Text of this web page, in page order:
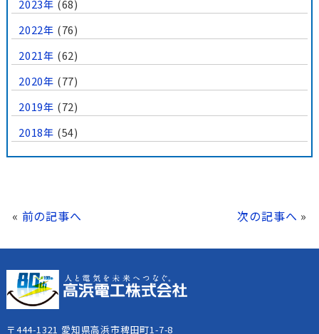
2023年 (68)
2022年 (76)
2021年 (62)
2020年 (77)
2019年 (72)
2018年 (54)
« 前の記事へ 次の記事へ »
〒444-1321 愛知県高浜市稗田町1-7-8